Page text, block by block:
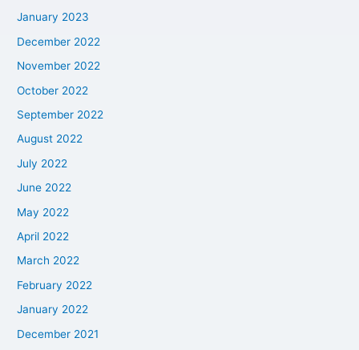
January 2023
December 2022
November 2022
October 2022
September 2022
August 2022
July 2022
June 2022
May 2022
April 2022
March 2022
February 2022
January 2022
December 2021